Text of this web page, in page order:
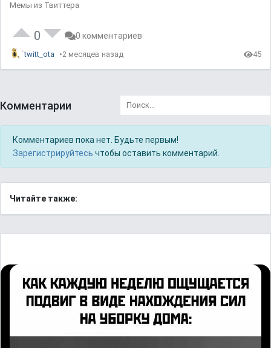
Мемы из Твиттера
0 0 комментариев
twitt_ota 2 месяцев назад 45
Комментарии
Комментариев пока нет. Будьте первым!
Зарегистрируйтесь чтобы оставить комментарий.
Читайте также: